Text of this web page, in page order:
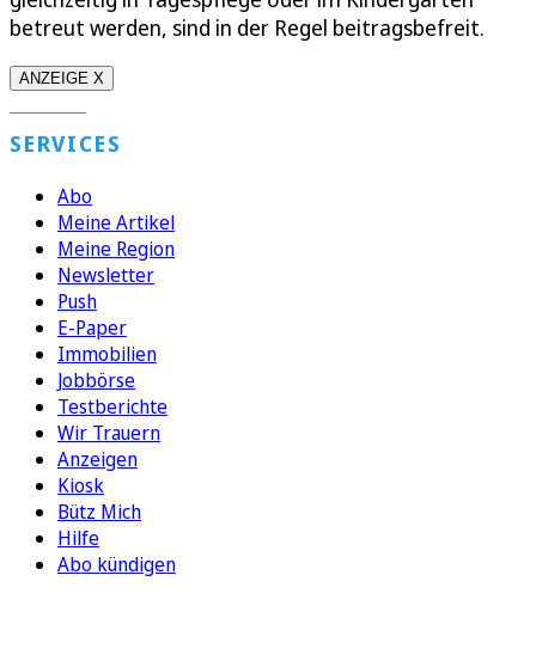
betreut werden, sind in der Regel beitragsbefreit.
ANZEIGE X
SERVICES
Abo
Meine Artikel
Meine Region
Newsletter
Push
E-Paper
Immobilien
Jobbörse
Testberichte
Wir Trauern
Anzeigen
Kiosk
Bütz Mich
Hilfe
Abo kündigen